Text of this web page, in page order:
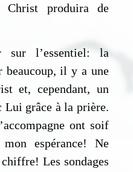
Christ produira de
l’essentiel: la
beaucoup, il y a une
et, cependant, un
Lui grâce à la prière.
ont soif
espérance! Ne
Les sondages